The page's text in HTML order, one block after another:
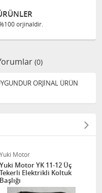
orjinaldir.
(0)
ORJİNAL ÜRÜN
Yuki Motor
Yuki Motor YK 11-12 Üç
Tekerli Elektrikli Koltuk
Başlığı